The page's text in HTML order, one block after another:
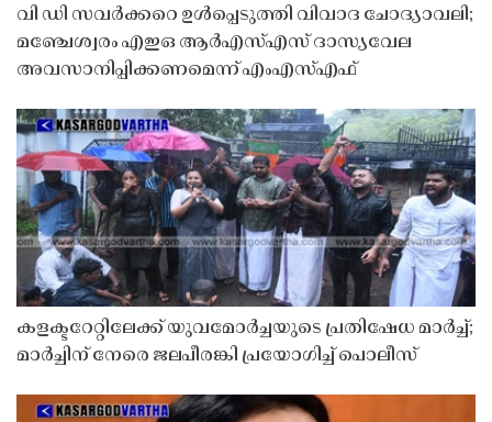
വി ഡി സവർക്കറെ ഉൾപ്പെടുത്തി വിവാദ ചോദ്യാവലി;
മഞ്ചേശ്വരം എഇഒ ആർഎസ്എസ് ദാസ്യവേല
അവസാനിപ്പിക്കണമെന്ന് എംഎസ്എഫ്
കളക്ടറേറ്റിലേക്ക് യുവമോർച്ചയുടെ പ്രതിഷേധ മാർച്ച്;
മാർച്ചിന് നേരെ ജലപീരങ്കി പ്രയോഗിച്ച് പൊലീസ്